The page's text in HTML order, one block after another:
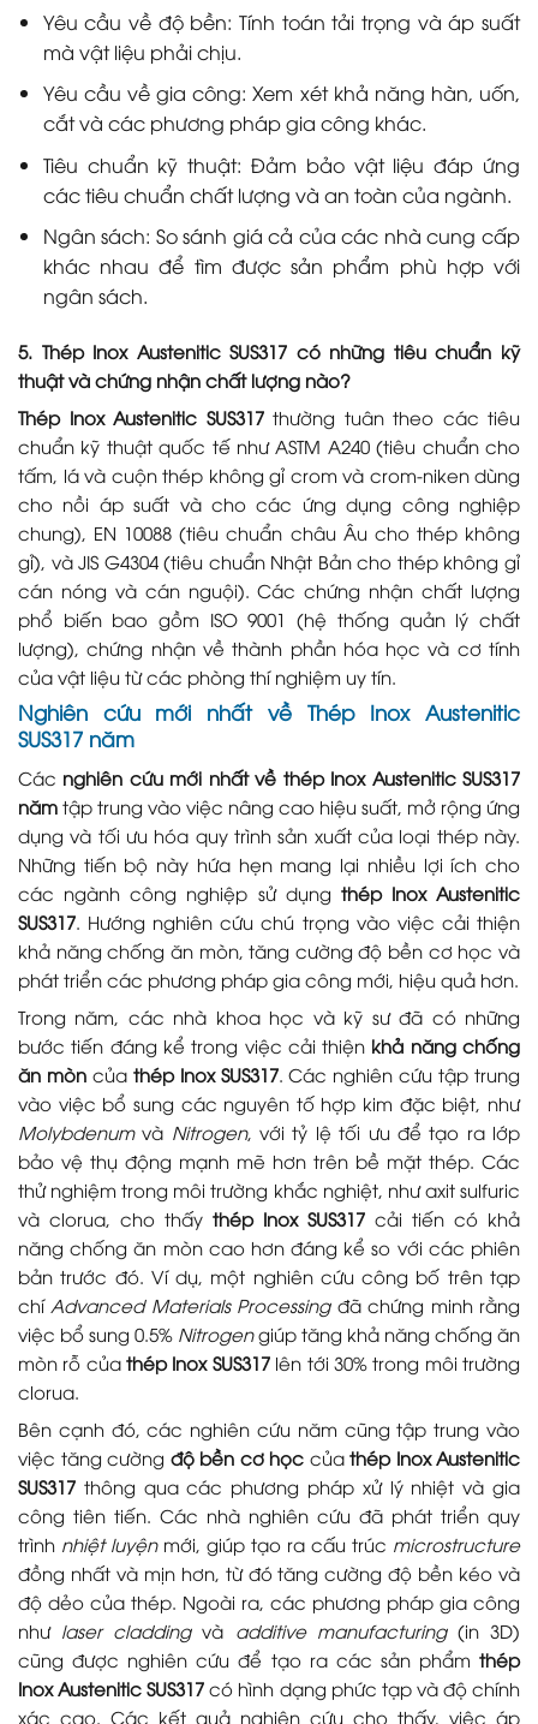
Yêu cầu về độ bền: Tính toán tải trọng và áp suất
mà vật liệu phải chịu.
Yêu cầu về gia công: Xem xét khả năng hàn, uốn,
cắt và các phương pháp gia công khác.
Tiêu chuẩn kỹ thuật: Đảm bảo vật liệu đáp ứng
các tiêu chuẩn chất lượng và an toàn của ngành.
Ngân sách: So sánh giá cả của các nhà cung cấp
khác nhau để tìm được sản phẩm phù hợp với
ngân sách.
5. Thép Inox Austenitic SUS317 có những tiêu chuẩn kỹ
thuật và chứng nhận chất lượng nào?
Thép Inox Austenitic SUS317thường tuân theo các tiêu
chuẩn kỹ thuật quốc tế như ASTM A240 (tiêu chuẩn cho
tấm, lá và cuộn thép không gỉ crom và crom-niken dùng
cho nồi áp suất và cho các ứng dụng công nghiệp
chung), EN 10088 (tiêu chuẩn châu Âu cho thép không
gỉ), và JIS G4304 (tiêu chuẩn Nhật Bản cho thép không gỉ
cán nóng và cán nguội). Các chứng nhận chất lượng
phổ biến bao gồm ISO 9001 (hệ thống quản lý chất
lượng), chứng nhận về thành phần hóa học và cơ tính
của vật liệu từ các phòng thí nghiệm uy tín.
Nghiên cứu mới nhất về Thép Inox Austenitic
SUS317 năm
Các nghiên cứu mới nhất về thép Inox Austenitic SUS317
năm tập trung vào việc nâng cao hiệu suất, mở rộng ứng
dụng và tối ưu hóa quy trình sản xuất của loại thép này.
Những tiến bộ này hứa hẹn mang lại nhiều lợi ích cho
các ngành công nghiệp sử dụng thép Inox Austenitic
SUS317 . Hướng nghiên cứu chú trọng vào việc cải thiện
khả năng chống ăn mòn, tăng cường độ bền cơ học và
phát triển các phương pháp gia công mới, hiệu quả hơn.
Trong năm, các nhà khoa học và kỹ sư đã có những
bước tiến đáng kể trong việc cải thiện khả năng chống
ăn mòncủa thép Inox SUS317. Các nghiên cứu tập trung
vào việc bổ sung các nguyên tố hợp kim đặc biệt, như
Molybdenumvà Nitrogen, với tỷ lệ tối ưu để tạo ra lớp
bảo vệ thụ động mạnh mẽ hơn trên bề mặt thép. Các
thử nghiệm trong môi trường khắc nghiệt, như axit sulfuric
và clorua, cho thấy thép Inox SUS317 cải tiến có khả
năng chống ăn mòn cao hơn đáng kể so với các phiên
bản trước đó. Ví dụ, một nghiên cứu công bố trên tạp
chí Advanced Materials Processingđã chứng minh rằng
việc bổ sung 0.5% Nitrogengiúp tăng khả năng chống ăn
mòn rỗ củathép Inox SUS317lên tới 30% trong môi trường
clorua.
Bên cạnh đó, các nghiên cứu năm cũng tập trung vào
việc tăng cường độ bền cơ học của thép Inox Austenitic
SUS317 thông qua các phương pháp xử lý nhiệt và gia
công tiên tiến. Các nhà nghiên cứu đã phát triển quy
trình nhiệt luyệnmới, giúp tạo ra cấu trúc microstructure
đồng nhất và mịn hơn, từ đó tăng cường độ bền kéo và
độ dẻo của thép. Ngoài ra, các phương pháp gia công
như laser claddingvà additive manufacturing(in 3D)
cũng được nghiên cứu để tạo ra các sản phẩm thép
Inox Austenitic SUS317 có hình dạng phức tạp và độ chính
xác cao. Các kết quả nghiên cứu cho thấy, việc áp